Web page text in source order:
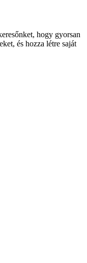
hogy gyorsan
és hozza létre saját